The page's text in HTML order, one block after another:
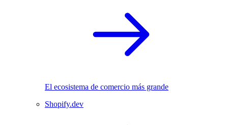
El ecosistema de comercio más grande
Shopify.dev